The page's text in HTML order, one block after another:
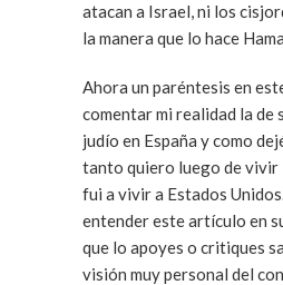
atacan a Israel, ni los
la manera que lo hace
Ahora un paréntesis en
comentar mi realidad la de
judío en España y como
tanto quiero luego de vivir
fui a vivir a Estados
entender este artículo en
que lo apoyes o critiques
visión muy personal del